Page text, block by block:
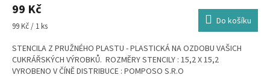
99 Kč
Měrná
99 Kč / 1 ks Do košíku
STENCILA Z PRUŽNÉHO PLASTU - PLASTICKÁ NA OZDOBU VAŠICH
CUKRÁŘSKÝCH VÝROBKŮ. ROZMĚRY STENCILY : 15,2 X 15,2
VYROBENO V ČÍNĚ DISTRIBUCE : POMPOSO S.R.O